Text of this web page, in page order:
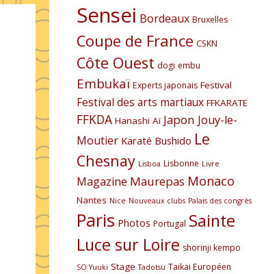
Sensei Bordeaux Bruxelles
Coupe de France CSKN
Côte Ouest dogi embu
Embukaï Experts japonais Festival
Festival des arts martiaux FFKARATE
FFKDA Hanashi Aï Japon Jouy-le-
Moutier Karaté Bushido Le
Chesnay Lisboa Lisbonne Livre
Magazine Maurepas Monaco
Nantes Nice Nouveaux clubs Palais des congrès
Paris Photos Portugal Sainte
Luce sur Loire shorinji kempo
SO Yuuki Stage Tadotsu Taikai Européen